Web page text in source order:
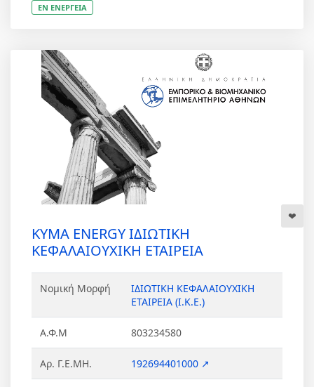
ΕΝ ΕΝΕΡΓΕΙΑ
KYMA ENERGY ΙΔΙΩΤΙΚΗ
ΚΕΦΑΛΑΙΟΥΧΙΚΗ ΕΤΑΙΡΕΙΑ
Νομική Μορφή
ΙΔΙΩΤΙΚΗ ΚΕΦΑΛΑΙΟΥΧΙΚΗ
ΕΤΑΙΡΕΙΑ (Ι.Κ.Ε.)
Α.Φ.Μ 803234580
Αρ. Γ.Ε.ΜΗ. 192694401000 ↗